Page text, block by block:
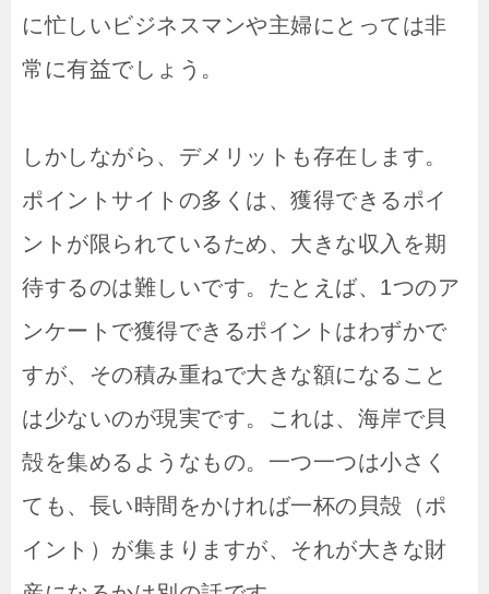
に忙しいビジネスマンや主婦にとっては非
常に有益でしょう。
しかしながら、デメリットも存在します。
ポイントサイトの多くは、獲得できるポイ
ントが限られているため、大きな収入を期
待するのは難しいです。たとえば、1つのア
ンケートで獲得できるポイントはわずかで
すが、その積み重ねで大きな額になること
は少ないのが現実です。これは、海岸で貝
殻を集めるようなもの。一つ一つは小さく
ても、長い時間をかければ一杯の貝殻（ポ
イント）が集まりますが、それが大きな財